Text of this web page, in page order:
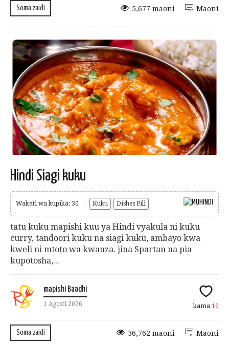
Soma zaidi Maoni
5,677 maoni
Hindi Siagi kuku
Wakati wa kupika: 30 Kuku Dishes Pili
tatu kuku mapishi kuu ya Hindi vyakula ni kuku
curry, tandoori kuku na siagi kuku, ambayo kwa
kweli ni mtoto wa kwanza. jina Spartan na pia
kupotosha,...
mapishi Baadhi
1 Agosti 2026 kama 16
Soma zaidi Maoni
36,762 maoni